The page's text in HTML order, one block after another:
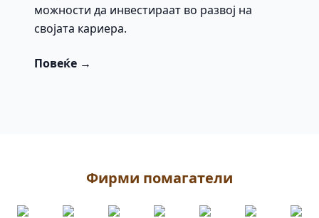
можности да инвестираат во развој на
својата кариера.
Повеќе →
Фирми помагатели